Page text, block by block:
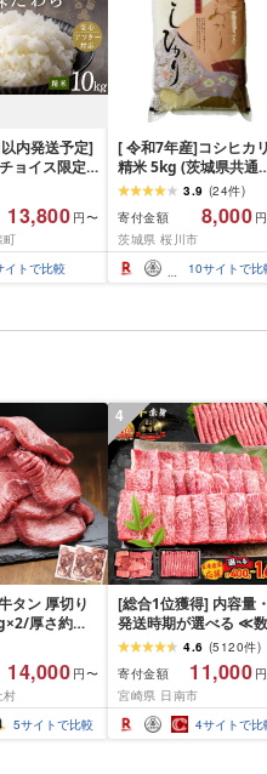
内発送予定]
ョイス限定
県 高森町 オ
計
袋)精米 お
10kg
13,800 円〜
町
イトで比較
[ 令和7年産]コシヒカリ
精米 5kg (茨城県共通
礼品 かすみがうら市) 米
ごはん もっちり 甘い コ
メ お米 白米
3.9 (24件)
寄付金額
8,000
茨城県 桜川市
10サイトで比
タン 厚切り
厚さ約
凍 スライス
ベキュー
み ギフト お
夏ギフト
14,000 円〜
村
5サイトで比較
4
[総合1位獲得] 内容量・
発送時期が選べる ≪数
量限定≫ 宮崎牛 赤身 ス
ライス 焼肉 国産 肉 牛肉
薄切り 黒毛和牛 A4 A5
人気 小分け 焼き肉 すき
焼き しゃぶしゃぶ 牛
BBQ ギフト 贈り物 おす
4.6 (5120件)
寄付金額
11,000
宮崎県 日南市
4サイトで比